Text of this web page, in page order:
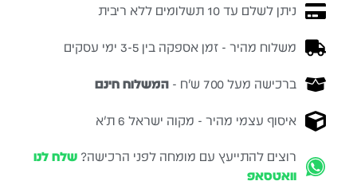
ניתן לשלם עד 10 תשלומים ללא ריבית
משלוח מהיר - זמן אספקה בין 3-5 ימי עסקים
ברכישה מעל 700 ש״ח - המשלוח חינם
איסוף עצמי מהיר - מקוה ישראל 6 ת״א
רוצים להתייעץ עם מומחה לפני הרכישה? שלח לנו
וואטסאפ